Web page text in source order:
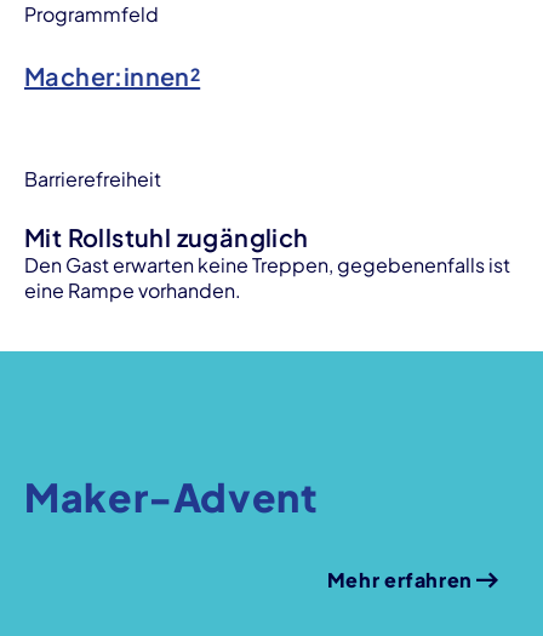
Programmfeld
Macher:innen²
Barrierefreiheit
Mit Rollstuhl zugänglich
Den Gast erwarten keine Treppen, gegebenenfalls ist
eine Rampe vorhanden.
Maker-Advent
Mehr erfahren